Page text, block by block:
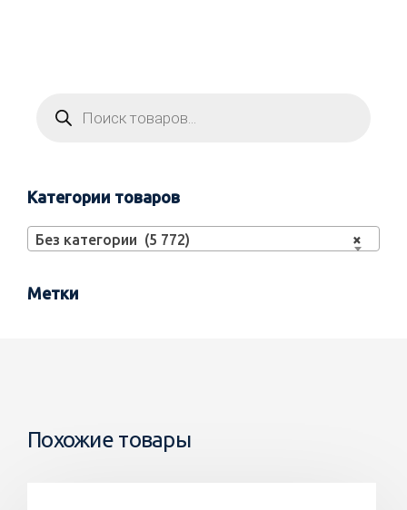
Категории товаров
×
Без категории (5 772)
Метки
Похожие товары